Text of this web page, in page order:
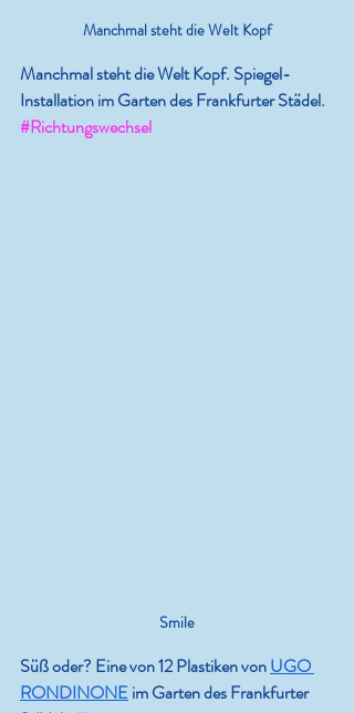
Manchmal steht die Welt Kopf
Manchmal steht die Welt Kopf. Spiegel-
Installation im Garten des Frankfurter Städel.
#Richtungswechsel
Smile
Süß oder? Eine von 12 Plastiken von UGO
RONDINONE im Garten des Frankfurter